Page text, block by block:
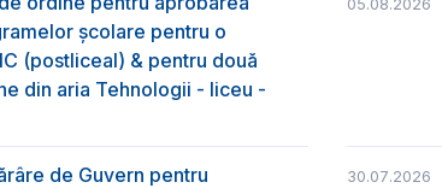
școlare pentru o
(postliceal) & pentru două
din aria Tehnologii - liceu -
05.08.2026
de Guvern pentru
30.07.2026